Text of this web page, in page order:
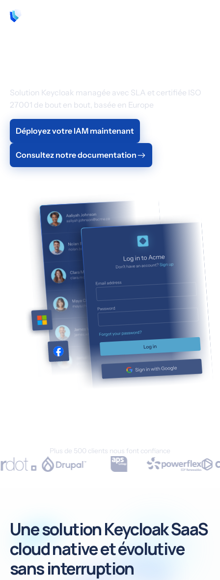
Solution Keycloak managée avec SLA et certifiée ISO
27001 de bout en bout, basée en Europe
Déployez votre IAM maintenant
Consultez notre documentation
Plus de 500 clients nous font confiance
Une solution Keycloak SaaS
cloud native et évolutive
sans interruption